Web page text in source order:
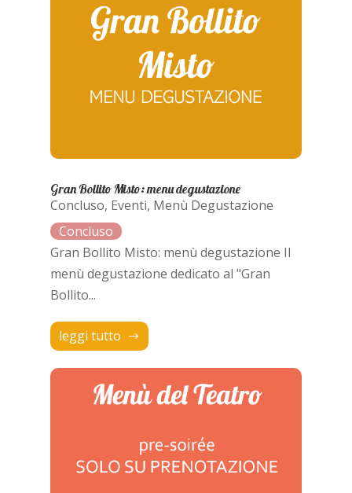
Gran Bollito Misto: menu degustazione
Concluso, Eventi, Menù Degustazione
Gran Bollito Misto: menù degustazione Il
menù degustazione dedicato al "Gran
Bollito...
leggi tutto